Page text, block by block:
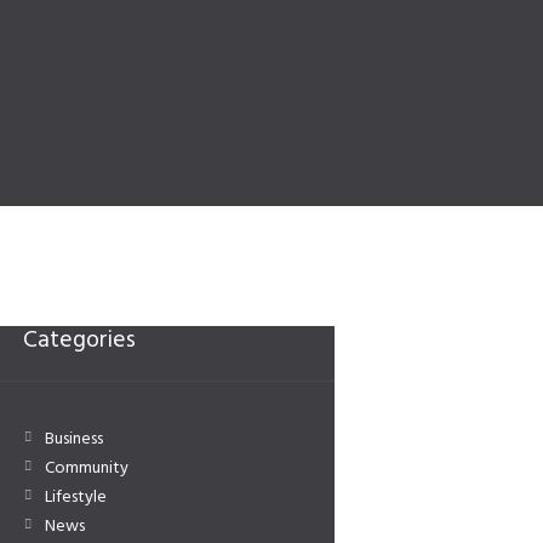
Categories
Business
Community
Lifestyle
News